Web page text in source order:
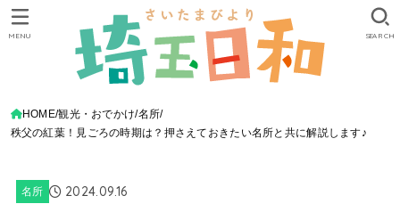
SEARCH
MENU
HOME 観光・おでかけ 名所
秩父の紅葉！見ごろの時期は？押さえておきたい名所と共に解説します♪
名所 2024.09.16